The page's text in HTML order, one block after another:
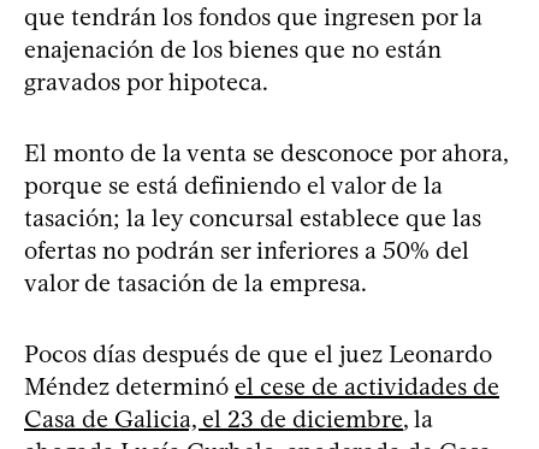
que tendrán los fondos que ingresen por la
enajenación de los bienes que no están
gravados por hipoteca.
El monto de la venta se desconoce por ahora,
porque se está definiendo el valor de la
tasación; la ley concursal establece que las
ofertas no podrán ser inferiores a 50% del
valor de tasación de la empresa.
Pocos días después de que el juez Leonardo
Méndez determinó el cese de actividades de
Casa de Galicia, el 23 de diciembre, la